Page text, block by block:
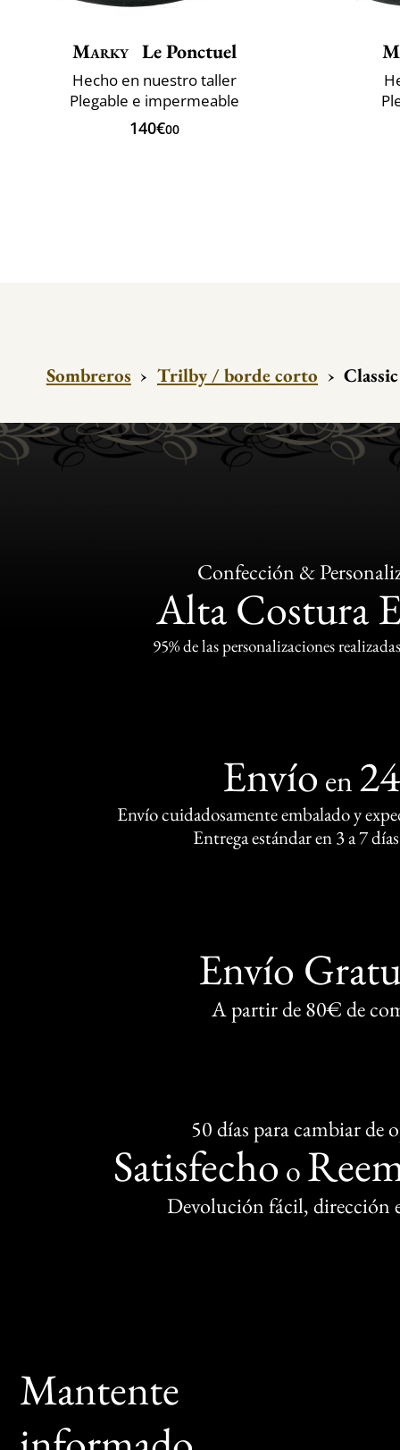
Marky Le Ponctuel
Hecho en nuestro taller
Plegable e impermeable
140€00
Sombreros › Trilby / borde corto ›
Confección &
Alta Costura
95% de las personalizaciones
Envío en
Envío cuidadosamente embalado y
Entrega estándar en 3 a 7
Envío
A partir de 80€ de
50 días para cambiar de
Satisfecho o
Devolución fácil, dirección
Mantente